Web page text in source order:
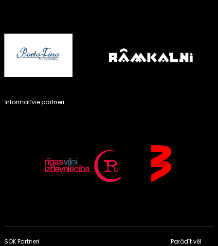
Informatīvie partneri
SOK Partneri Parādīt vēl